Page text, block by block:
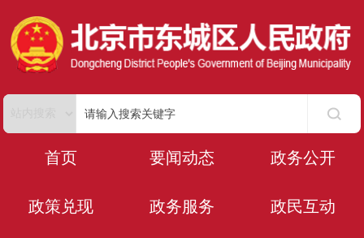
首页 要闻动态 政务公开
政策兑现 政务服务 政民互动